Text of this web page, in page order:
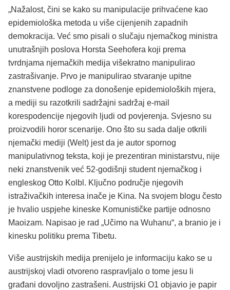
„Nažalost, čini se kako su manipulacije prihvaćene kao
epidemiološka metoda u više cijenjenih zapadnih
demokracija. Već smo pisali o slučaju njemačkog ministra
unutrašnjih poslova Horsta Seehofera koji prema
tvrdnjama njemačkih medija višekratno manipulirao
zastrašivanje. Prvo je manipulirao stvaranje upitne
znanstvene podloge za donošenje epidemioloških mjera,
a mediji su razotkrili sadržajni sadržaj e-mail
korespodencije njegovih ljudi od povjerenja. Svjesno su
proizvodili horor scenarije. Ono što su sada dalje otkrili
njemački mediji (Welt) jest da je autor spornog
manipulativnog teksta, koji je prezentiran ministarstvu, nije
neki znanstvenik već 52-godišnji student njemačkog i
engleskog Otto Kolbl. Ključno područje njegovih
istraživačkih interesa inače je Kina. Na svojem blogu često
je hvalio uspjehe kineske Komunističke partije odnosno
Maoizam. Napisao je rad „Učimo na Wuhanu“, a branio je i
kinesku politiku prema Tibetu.
Više austrijskih medija prenijelo je informaciju kako se u
austrijskoj vladi otvoreno raspravljalo o tome jesu li
građani dovoljno zastrašeni. Austrijski O1 objavio je papir